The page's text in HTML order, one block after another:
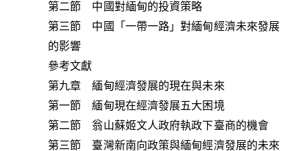
第二節 中國對緬甸的投資策略
第三節 中國「一帶一路」對緬甸經濟未來發展
的影響
參考文獻
第九章 緬甸經濟發展的現在與未來
第一節 緬甸現在經濟發展五大困境
第二節 翁山蘇姬文人政府執政下臺商的機會
第三節 臺灣新南向政策與緬甸經濟發展的未來